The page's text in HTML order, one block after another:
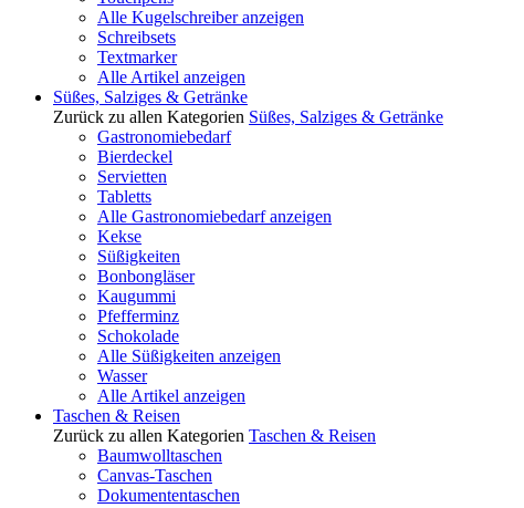
Alle Kugelschreiber anzeigen
Schreibsets
Textmarker
Alle Artikel anzeigen
Süßes, Salziges & Getränke
Zurück zu allen Kategorien Süßes, Salziges & Getränke
Gastronomiebedarf
Bierdeckel
Servietten
Tabletts
Alle Gastronomiebedarf anzeigen
Kekse
Süßigkeiten
Bonbongläser
Kaugummi
Pfefferminz
Schokolade
Alle Süßigkeiten anzeigen
Wasser
Alle Artikel anzeigen
Taschen & Reisen
Zurück zu allen Kategorien Taschen & Reisen
Baumwolltaschen
Canvas-Taschen
Dokumententaschen